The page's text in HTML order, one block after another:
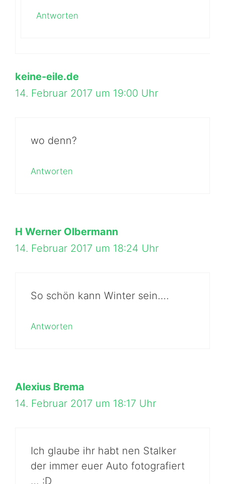
Antworten
keine-eile.de
14. Februar 2017 um 19:00 Uhr
wo denn?
Antworten
H Werner Olbermann
14. Februar 2017 um 18:24 Uhr
So schön kann Winter sein….
Antworten
Alexius Brema
14. Februar 2017 um 18:17 Uhr
Ich glaube ihr habt nen Stalker
der immer euer Auto fotografiert
… :D